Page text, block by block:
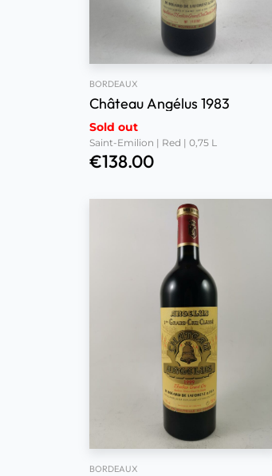
BORDEAUX
Château Angélus 1983
Sold out
Saint-Emilion | Red | 0,75 L
€138.00
BORDEAUX